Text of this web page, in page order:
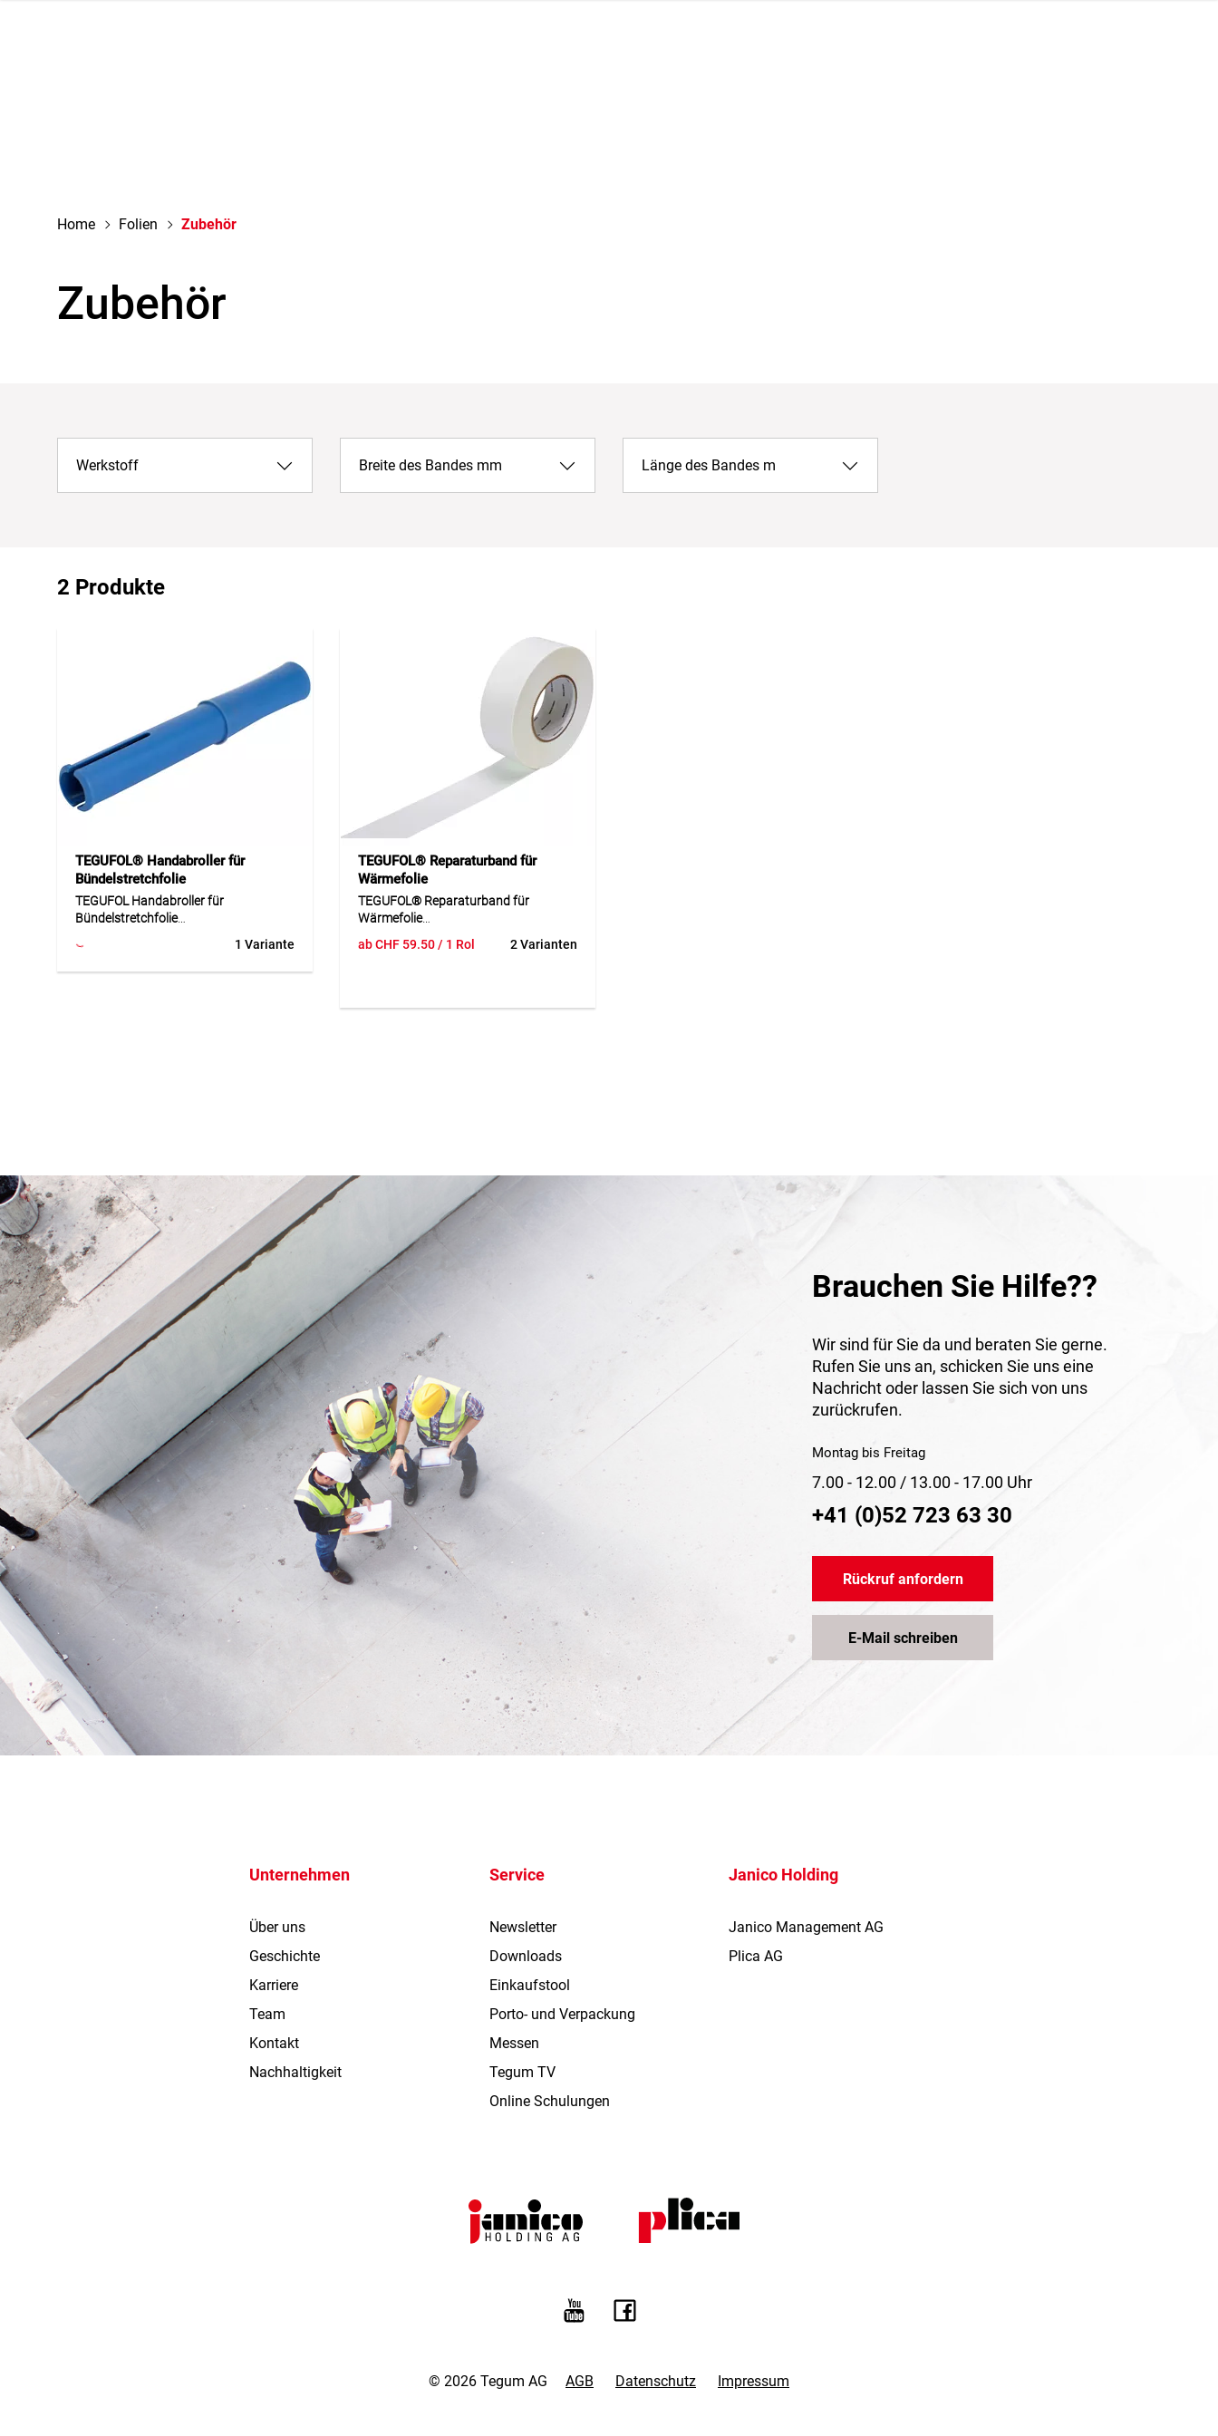
Home Folien Zubehör
Zubehör
Werkstoff Breite des Bandes mm Länge des Bandes m
2 Produkte
TEGUFOL® Handabroller für
Bündelstretchfolie
TEGUFOL Handabroller für
Bündelstretchfolie
Der TEGUFOL Handabroller für
Bündelstretchfolie ist eine praktische
Ausführung eignet sich der
Handabroller für zuverlässige Arbeiten
in Lager, Versand und Transport.
Anwendung
Ideal zum Bündeln und Fixieren von
Waren, Profilen, Rohren und Langgut in
Lager, Versand und Transport.
1 Variante
TEGUFOL® Reparaturband für
Wärmefolie
TEGUFOL® Reparaturband für
Wärmefolie
Das TEGUFOL® Reparaturklebeband
auch bei anspruchsvollen
Witterungsbedingungen.
Optimal für Reparaturen an
Wärmefolien, Gewächshäusern und
Verpackungen. Ebenso geeignet für
Haftet zuverlässig auf den meisten
Oberflächen über einen grossen
Temperaturbereich.
abCHF 59.50/ 1 Rol 2 Varianten
Brauchen Sie Hilfe??
Wir sind für Sie da und beraten Sie gerne.
Rufen Sie uns an, schicken Sie uns eine
Nachricht oder lassen Sie sich von uns
zurückrufen.
Montag bis Freitag
7.00 - 12.00 / 13.00 - 17.00 Uhr
+41 (0)52 723 63 30
Rückruf anfordern
E-Mail schreiben
Unternehmen
Über uns
Geschichte
Karriere
Team
Kontakt
Nachhaltigkeit
Service
Newsletter
Downloads
Einkaufstool
Porto- und Verpackung
Messen
Tegum TV
Online Schulungen
Janico Holding
Janico Management AG
Plica AG
AGB Datenschutz Impressum
© 2026 Tegum AG